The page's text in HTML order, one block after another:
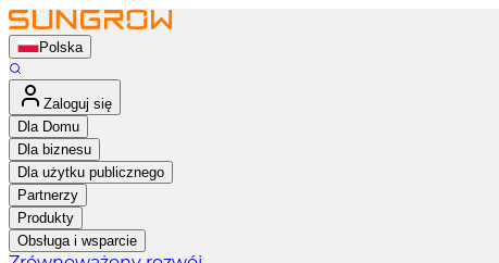
Polska
Zaloguj się
Dla Domu
Dla biznesu
Dla użytku publicznego
Partnerzy
Produkty
Obsługa i wsparcie